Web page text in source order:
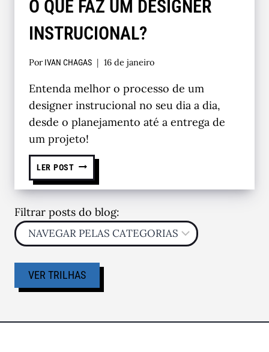
O QUE FAZ UM DESIGNER
INSTRUCIONAL?
Por IVAN CHAGAS 16 de janeiro
Entenda melhor o processo de um
designer instrucional no seu dia a dia,
desde o planejamento até a entrega de
um projeto!
LER POST
Filtrar posts do blog:
VER TRILHAS